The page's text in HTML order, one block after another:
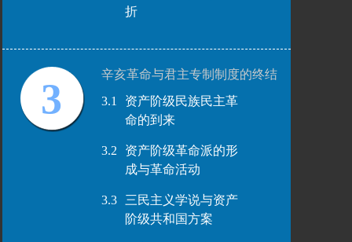
折
3
辛亥革命与君主专制制度的终结
3.1
资产阶级民族民主革
命的到来
3.2
资产阶级革命派的形
成与革命活动
3.3
三民主义学说与资产
阶级共和国方案